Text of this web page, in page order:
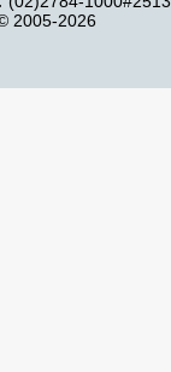
2005-2026